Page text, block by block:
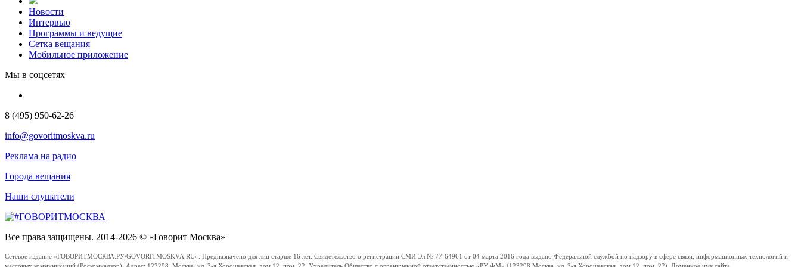
Новости
Интервью
Программы и ведущие
Сетка вещания
Мобильное приложение
Мы в соцсетях
8 (495) 950-62-26
info@govoritmoskva.ru
Реклама на радио
Города вещания
Наши слушатели
Все права защищены. 2014-2026 © «Говорит Москва»
Сетевое издание «ГОВОРИТМОСКВА.РУ/GOVORITMOSKVA.RU». Предназначено для лиц старше 16 лет. Свидетельство о регистрации СМИ Эл № 77-64961 от 04 марта 2016 года выдано Федеральной службой по надзору в сфере связи, информационных технологий и